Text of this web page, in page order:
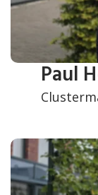
Paul